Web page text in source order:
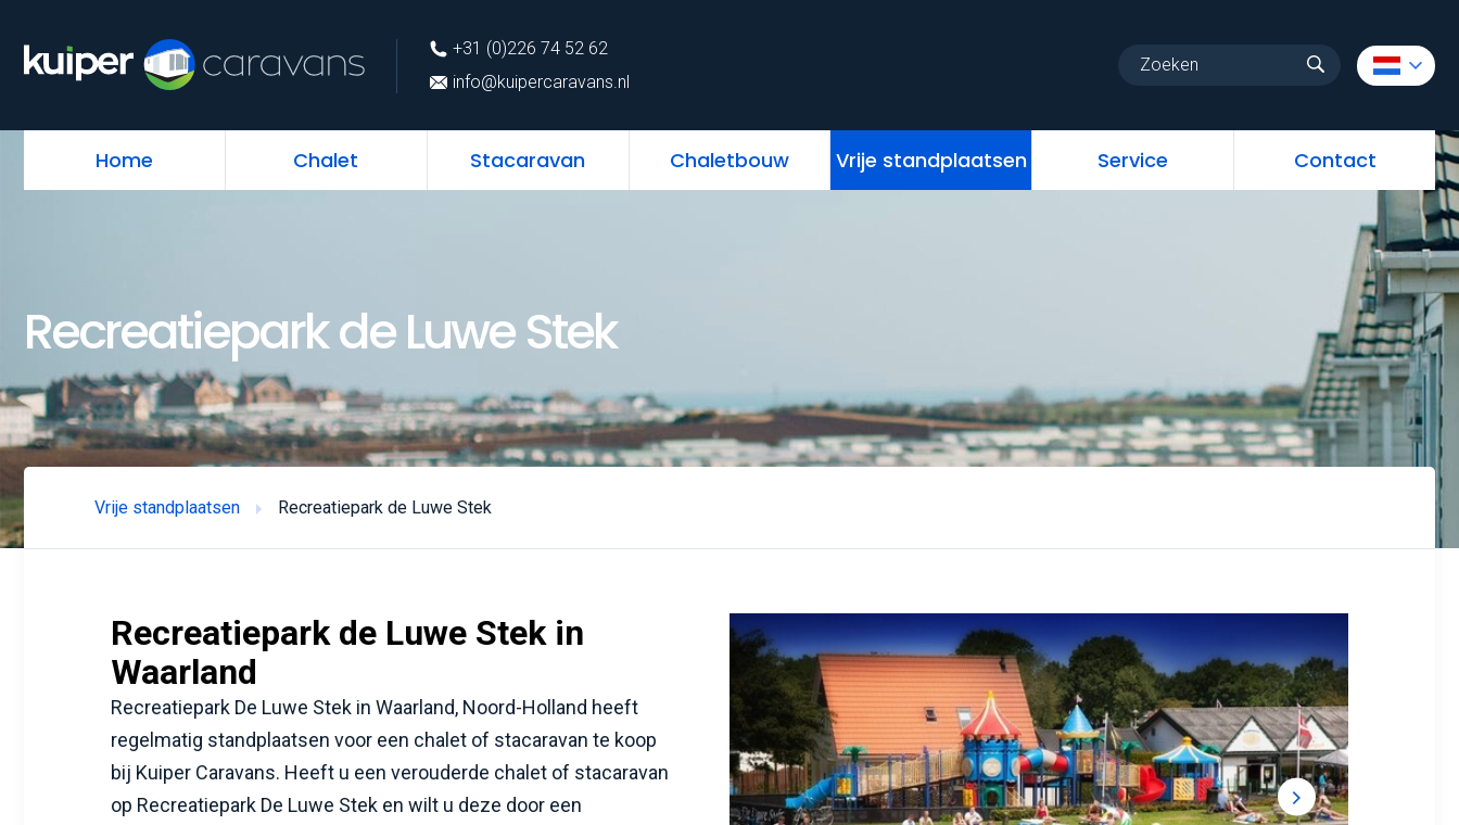
+31 (0)226 74 52 62
info@kuipercaravans.nl
Home Chalet Stacaravan Chaletbouw Vrije standplaatsen Service Contact
info@kuipercaravans.nl
Home Contact
Recreatiepark de Luwe Stek
Vrije standplaatsen Recreatiepark de Luwe Stek
Recreatiepark de Luwe Stek in
Waarland
Recreatiepark De Luwe Stek in Waarland, Noord-Holland heeft
regelmatig standplaatsen voor een chalet of stacaravan te koop
bij Kuiper Caravans. Heeft u een verouderde chalet of stacaravan
op Recreatiepark De Luwe Stek en wilt u deze door een